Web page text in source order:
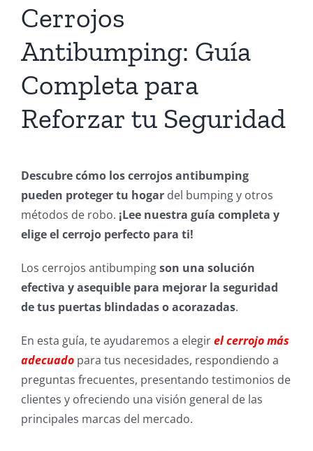
Cerrojos
Antibumping: Guía
Completa para
Reforzar tu Seguridad
Descubre cómo los cerrojos antibumping
pueden proteger tu hogar del bumping y otros
métodos de robo. ¡Lee nuestra guía completa y
elige el cerrojo perfecto para ti!
Los cerrojos antibumpingson una solución
efectiva y asequible para mejorar la seguridad
de tus puertas blindadas o acorazadas.
En esta guía, te ayudaremos a elegirel cerrojo más
adecuado para tus necesidades, respondiendo a
preguntas frecuentes, presentando testimonios de
clientes y ofreciendo una visión general de las
principales marcas del mercado.